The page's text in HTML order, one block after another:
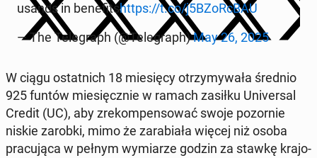
usands in be­ne­fitshttps://t.co/j5BZoRc­BAU
— The Te­le­graph (@Te­le­graph)May 26, 2025
W ciągu ostat­nich 18 mie­się­cy otrzy­my­wa­ła średnio
925 funtów mie­sięcz­nie w ramach zasiłku Uni­ver­sal
Credit (UC), aby zre­kom­pen­so­wać swoje po­zor­nie
niskie zarobki, mimo że za­ra­bia­ła więcej niż osoba
pra­cu­ją­ca w pełnym wy­mia­rze godzin za stawkę kra­jo­